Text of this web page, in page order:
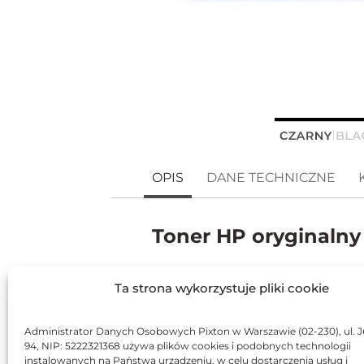
Ta strona wykorzystuje pliki cookie
Administrator Danych Osobowych Pixton w Warszawie (02-230), ul.
94, NIP: 5222321368 używa plików cookies i podobnych technologii
instalowanych na Państwa urządzeniu, w celu dostarczenia usług i
OPIS DANE TECHNICZNE
Toner HP
HP 44A CF244A toner do
M 15a, HP LaserJet
28a, HP LaserJet Pro M 28w, HP
M30w, , HP LaserJet Pro MFP M31a,